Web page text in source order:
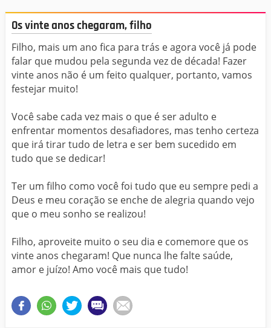
Os vinte anos chegaram, filho
Filho, mais um ano fica para trás e agora você já pode
falar que mudou pela segunda vez de década! Fazer
vinte anos não é um feito qualquer, portanto, vamos
festejar muito!
Você sabe cada vez mais o que é ser adulto e
enfrentar momentos desafiadores, mas tenho certeza
que irá tirar tudo de letra e ser bem sucedido em
tudo que se dedicar!
Ter um filho como você foi tudo que eu sempre pedi a
Deus e meu coração se enche de alegria quando vejo
que o meu sonho se realizou!
Filho, aproveite muito o seu dia e comemore que os
vinte anos chegaram! Que nunca lhe falte saúde,
amor e juízo! Amo você mais que tudo!